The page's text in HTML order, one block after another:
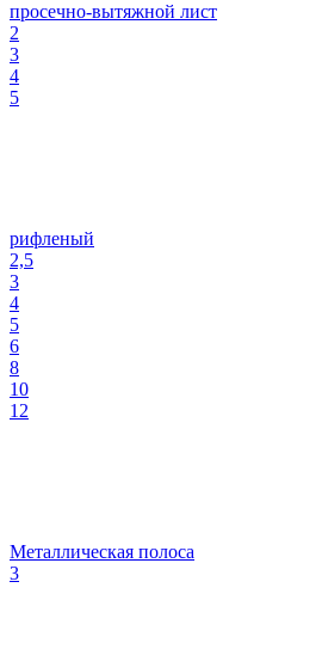
просечно-вытяжной лист
2
3
4
5
рифленый
2,5
3
4
5
6
8
10
12
Металлическая полоса
3